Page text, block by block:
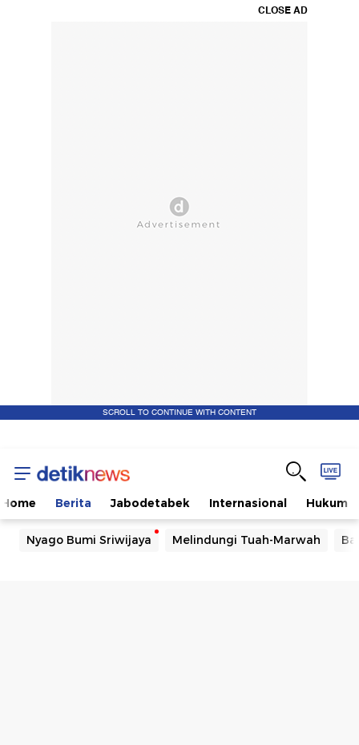
CLOSE AD
SCROLL TO CONTINUE WITH CONTENT
Home Berita Jabodetabek Internasional Hukum
Nyago Bumi Sriwijaya Melindungi Tuah-Marwah